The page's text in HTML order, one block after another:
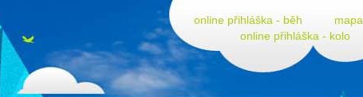
online přihláška - běh
mapa
online přihláška - kolo